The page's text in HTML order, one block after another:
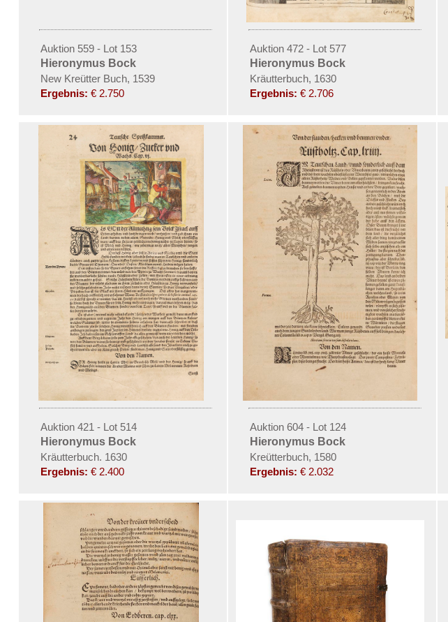
Auktion 559 - Lot 153
Hieronymus Bock
New Kreütter Buch, 1539
Ergebnis: € 2.750
Auktion 472 - Lot 577
Hieronymus Bock
Kräutterbuch, 1630
Ergebnis: € 2.706
Auktion 421 - Lot 514
Hieronymus Bock
Kräutterbuch. 1630
Ergebnis: € 2.400
Auktion 604 - Lot 124
Hieronymus Bock
Kreütterbuch, 1580
Ergebnis: € 2.032